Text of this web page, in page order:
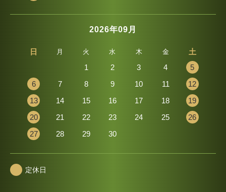
2026年09月
日 月 火 水 木 金
土
1
2 3 4
5
6
7 8 9 10 11
12
13
14 15 16 17 18
19
20
21 22 23 24 25
26
27
28 29 30
定休日